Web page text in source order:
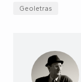
Geoletras